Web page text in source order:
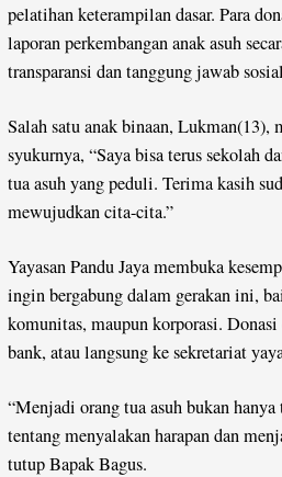
pelatihan keterampilan dasar. Para
laporan perkembangan anak asuh
transparansi dan tanggung jawab
Salah satu anak binaan, Lukman(13),
syukurnya, “Saya bisa terus sekolah
tua asuh yang peduli. Terima kasih
mewujudkan cita-cita.”
Yayasan Pandu Jaya membuka
ingin bergabung dalam gerakan ini,
komunitas, maupun korporasi.
bank, atau langsung ke sekretariat
“Menjadi orang tua asuh bukan
tentang menyalakan harapan dan
tutup Bapak Bagus.